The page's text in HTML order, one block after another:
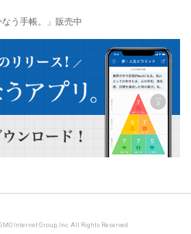
う手帳。」販売中
Internet Group, Inc. All Rights Reserved.